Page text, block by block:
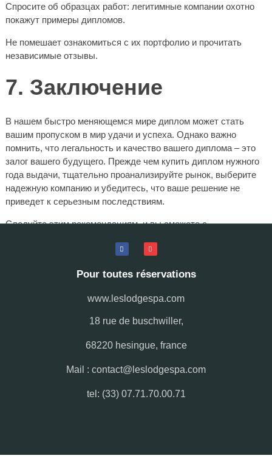
Спросите об образцах работ: легитимные компании охотно
покажут примеры дипломов.
Не помешает ознакомиться с их портфолио и прочитать
независимые отзывы.
7. Заключение
В нашем быстро меняющемся мире диплом может стать
вашим пропуском в мир удачи и успеха. Однако важно
помнить, что легальность и качество вашего диплома – это
залог вашего будущего. Прежде чем купить диплом нужного
года выдачи, тщательно проанализируйте рынок, выберите
надежную компанию и убедитесь, что ваше решение не
приведет к серьезным последствиям.
Следуйте этим рекомендациям, и вы сможете с
Pour toutes réservations
www.leslodgespa.com
18 rue de buschwiller,
68220 hesingue, france
Mail : contact@leslodgespa.com
tel: (33) 07.71.70.00.71